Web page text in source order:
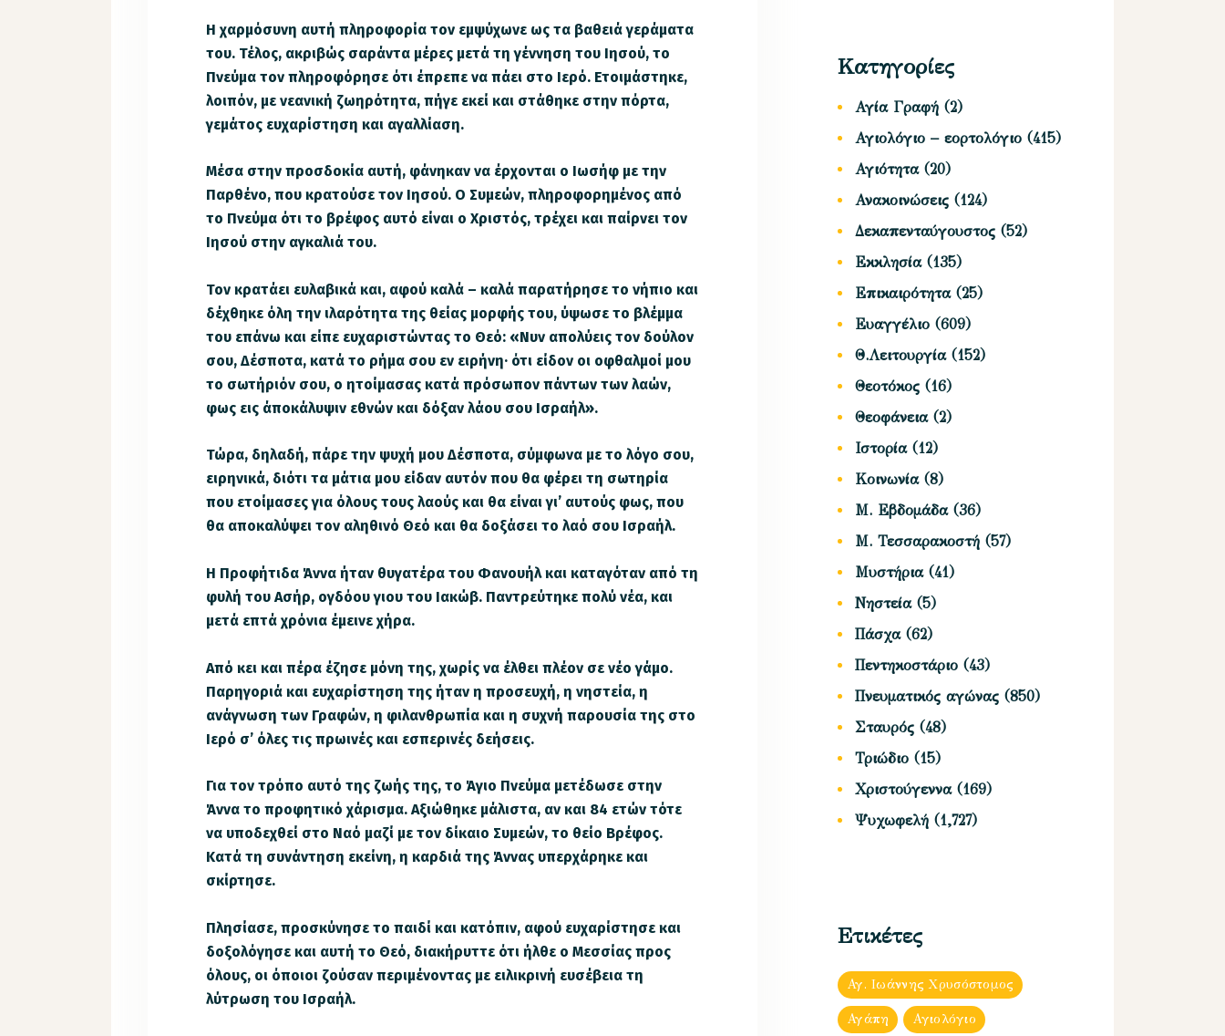
Η χαρμόσυνη αυτή πληροφορία τον εμψύχωνε ως τα βαθειά γεράματα
του. Τέλος, ακριβώς σαράντα μέρες μετά τη γέννηση του Ιησού, το
Πνεύμα τον πληροφόρησε ότι έπρεπε να πάει στο Ιερό. Ετοιμάστηκε,
λοιπόν, με νεανική ζωηρότητα, πήγε εκεί και στάθηκε στην πόρτα,
γεμάτος ευχαρίστηση και αγαλλίαση.
Μέσα στην προσδοκία αυτή, φάνηκαν να έρχονται ο Ιωσήφ με την
Παρθένο, που κρατούσε τον Ιησού. Ο Συμεών, πληροφορημένος από
το Πνεύμα ότι το βρέφος αυτό είναι ο Χριστός, τρέχει και παίρνει τον
Ιησού στην αγκαλιά του.
Τον κρατάει ευλαβικά και, αφού καλά – καλά παρατήρησε το νήπιο και
δέχθηκε όλη την ιλαρότητα της θείας μορφής του, ύψωσε το βλέμμα
του επάνω και είπε ευχαριστώντας το Θεό: «Νυν απολύεις τον δούλον
σου, Δέσποτα, κατά το ρήμα σου εν ειρήνη· ότι είδον οι οφθαλμοί μου
το σωτήριόν σου, ο ητοίμασας κατά πρόσωπον πάντων των λαών,
φως εις άποκάλυψιν εθνών και δόξαν λάου σου Ισραήλ».
Τώρα, δηλαδή, πάρε την ψυχή μου Δέσποτα, σύμφωνα με το λόγο σου,
ειρηνικά, διότι τα μάτια μου είδαν αυτόν που θα φέρει τη σωτηρία
που ετοίμασες για όλους τους λαούς και θα είναι γι’ αυτούς φως, που
θα αποκαλύψει τον αληθινό Θεό και θα δοξάσει το λαό σου Ισραήλ.
Η Προφήτιδα Άννα ήταν θυγατέρα του Φανουήλ και καταγόταν από τη
φυλή του Ασήρ, ογδόου γιου του Ιακώβ. Παντρεύτηκε πολύ νέα, και
μετά επτά χρόνια έμεινε χήρα.
Από κει και πέρα έζησε μόνη της, χωρίς να έλθει πλέον σε νέο γάμο.
Παρηγοριά και ευχαρίστηση της ήταν η προσευχή, η νηστεία, η
ανάγνωση των Γραφών, η φιλανθρωπία και η συχνή παρουσία της στο
Ιερό σ’ όλες τις πρωινές και εσπερινές δεήσεις.
Για τον τρόπο αυτό της ζωής της, το Άγιο Πνεύμα μετέδωσε στην
Άννα το προφητικό χάρισμα. Αξιώθηκε μάλιστα, αν και 84 ετών τότε
να υποδεχθεί στο Ναό μαζί με τον δίκαιο Συμεών, το θείο Βρέφος.
Κατά τη συνάντηση εκείνη, η καρδιά της Άννας υπερχάρηκε και
σκίρτησε.
Πλησίασε, προσκύνησε το παιδί και κατόπιν, αφού ευχαρίστησε και
δοξολόγησε και αυτή το Θεό, διακήρυττε ότι ήλθε ο Μεσσίας προς
όλους, οι όποιοι ζούσαν περιμένοντας με ειλικρινή ευσέβεια τη
λύτρωση του Ισραήλ.
Κατηγορίες
Αγία Γραφή (2)
Αγιολόγιο – εορτολόγιο (415)
Αγιότητα(20)
Ανακοινώσεις (124)
Δεκαπενταύγουστος (52)
Εκκλησία(135)
Επικαιρότητα(25)
Ευαγγέλιο (609)
Θ.Λειτουργία(152)
Θεοτόκος (16)
Θεοφάνεια(2)
Ιστορία(12)
Κοινωνία(8)
Μ. Εβδομάδα(36)
Μ. Τεσσαρακοστή (57)
Μυστήρια(41)
Νηστεία(5)
Πάσχα(62)
Πεντηκοστάριο (43)
Πνευματικός αγώνας (850)
Σταυρός (48)
Τριώδιο (15)
Χριστούγεννα(169)
Ψυχωφελή (1,727)
Ετικέτες
Αγ. Ιωάννης Χρυσόστομος
Αγάπη Αγιολόγιο